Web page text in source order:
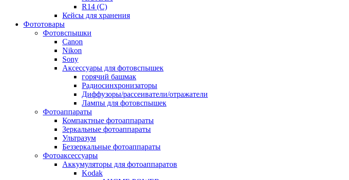
R14 (C)
Кейсы для хранения
Фототовары
Фотовспышки
Canon
Nikon
Sony
Аксессуары для фотовспышек
горячий башмак
Радиосинхронизаторы
Диффузоры/рассеиватели/отражатели
Лампы для фотовспышек
Фотоаппараты
Компактные фотоаппараты
Зеркальные фотоаппараты
Ультразум
Беззеркальные фотоаппараты
Фотоаксессуары
Аккумуляторы для фотоаппаратов
Kodak